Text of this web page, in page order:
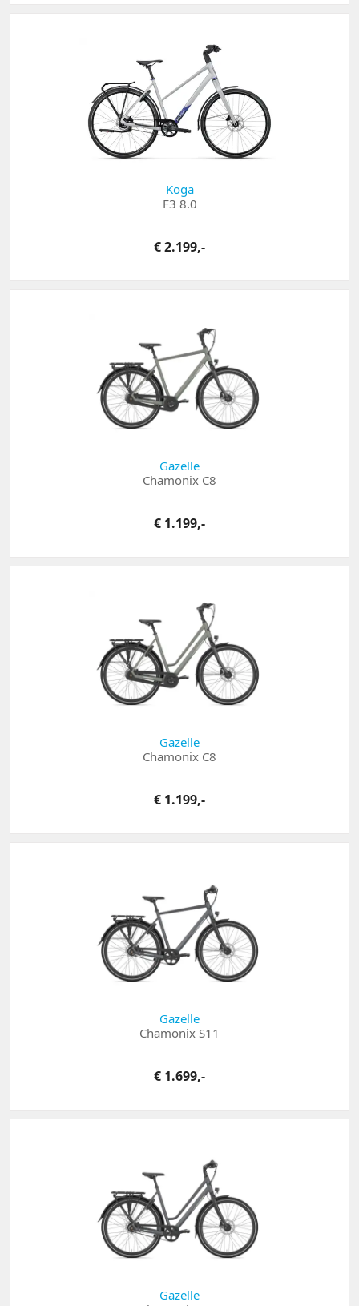
Koga
F3 8.0
€ 2.199,-
Gazelle
Chamonix C8
€ 1.199,-
Gazelle
Chamonix C8
€ 1.199,-
Gazelle
Chamonix S11
€ 1.699,-
Gazelle